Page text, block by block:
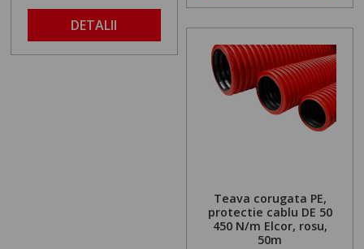
DETALII
Teava corugata PE,
protectie cablu DE 50
450 N/m Elcor, rosu,
50m